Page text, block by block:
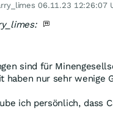
06.11.23 12:26:07
sind für
haben nur sehr
ich persönlich, dass